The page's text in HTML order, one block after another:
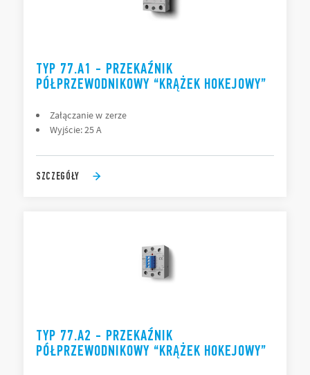
TYP 77.A1 - PRZEKAŹNIK
PÓŁPRZEWODNIKOWY “KRĄŻEK HOKEJOWY”
Załączanie w zerze
Wyjście: 25 A
SZCZEGÓŁY
TYP 77.A2 - PRZEKAŹNIK
PÓŁPRZEWODNIKOWY “KRĄŻEK HOKEJOWY”